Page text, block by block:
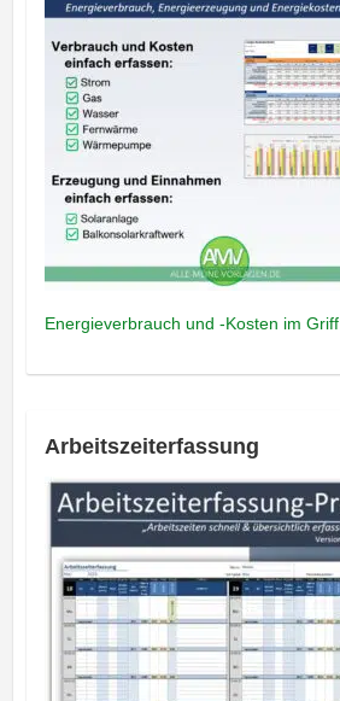
Energieverbrauch und -Kosten im Griff
Arbeitszeiterfassung